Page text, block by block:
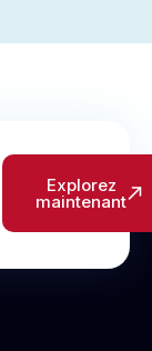
Explorez
maintenant